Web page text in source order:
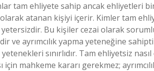
tam ehliyete sahip ancak ehliyetleri
atanan kişiyi içerir. Kimler tam
Bu kişiler cezai olarak sorumlu
ve ayrımcılık yapma yeteneğine
sınırlıdır. Tam ehliyetsiz
mahkeme kararı gerekmez;